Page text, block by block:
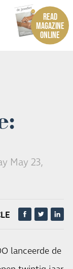
READ
MAGAZINE
ONLINE
May 23,
lanceerde de